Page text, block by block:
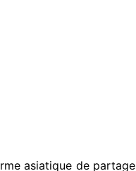
asiatique de partage